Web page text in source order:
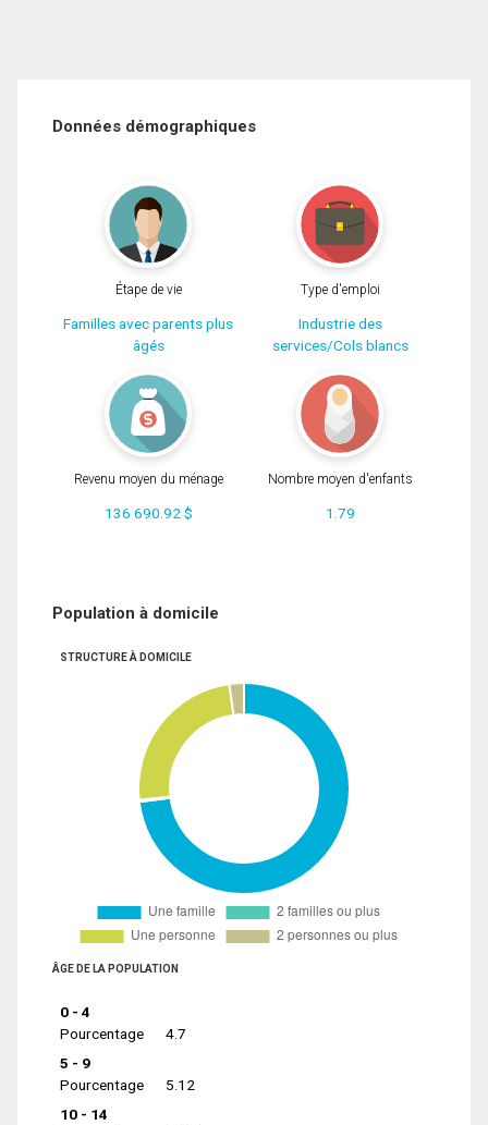
Données démographiques
Étape de vie
Familles avec parents plus
âgés
Type d'emploi
Industrie des
services/Cols blancs
Revenu moyen du ménage
136 690.92 $
Nombre moyen d'enfants
1.79
Population à domicile
STRUCTURE À DOMICILE
ÂGE DE LA POPULATION
0 - 4
Pourcentage
4.7
5 - 9
Pourcentage
5.12
10 - 14